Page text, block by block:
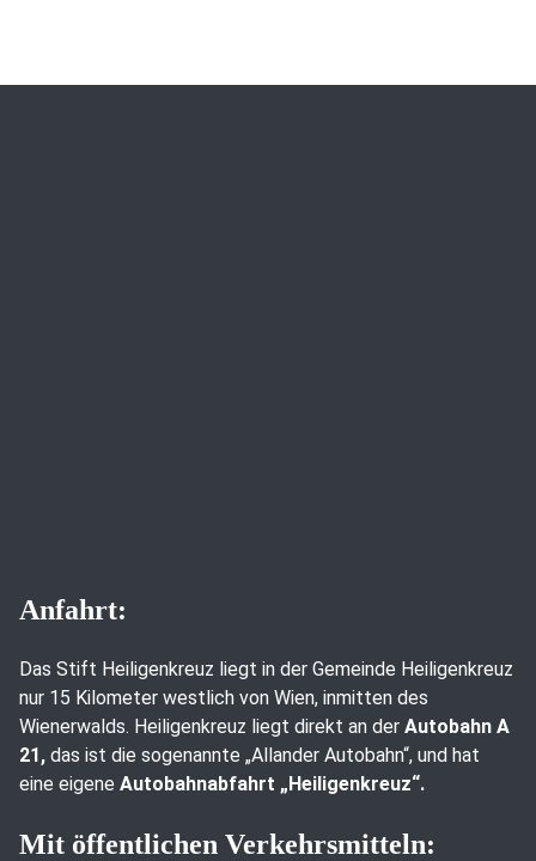
Anfahrt:
Das Stift Heiligenkreuz liegt in der Gemeinde Heiligenkreuz
nur 15 Kilometer westlich von Wien, inmitten des
Wienerwalds. Heiligenkreuz liegt direkt an der Autobahn A
21, das ist die sogenannte „Allander Autobahn“, und hat
eine eigene Autobahnabfahrt „Heiligenkreuz“.
Mit öffentlichen Verkehrsmitteln: